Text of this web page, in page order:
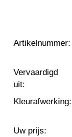
Artikelnummer:
Vervaardigd
uit:
Kleurafwerking:
Uw prijs: